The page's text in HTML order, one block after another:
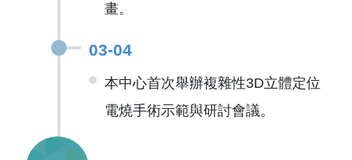
畫。
03-04
本中心首次舉辦複雜性3D立體定位
電燒手術示範與研討會議。